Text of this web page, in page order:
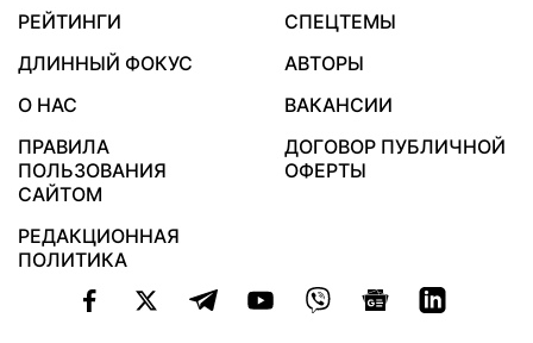
РЕЙТИНГИ
СПЕЦТЕМЫ
ДЛИННЫЙ ФОКУС
АВТОРЫ
О НАС
ВАКАНСИИ
ПРАВИЛА
ПОЛЬЗОВАНИЯ
САЙТОМ
ДОГОВОР ПУБЛИЧНОЙ
ОФЕРТЫ
РЕДАКЦИОННАЯ
ПОЛИТИКА